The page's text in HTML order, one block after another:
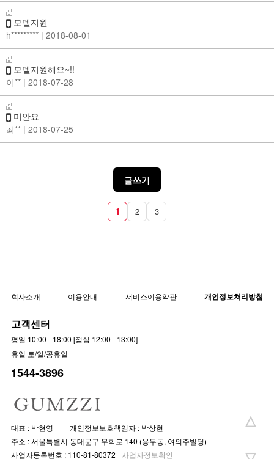
모델지원
h********* | 2018-08-01
모델지원해요~!!
이** | 2018-07-28
미안요
최** | 2018-07-25
글쓰기
1 2 3
회사소개 이용안내 서비스이용약관 개인정보처리방침
고객센터
평일 10:00 - 18:00 [점심 12:00 - 13:00]
휴일 토/일/공휴일
1544-3896
대표 : 박현영
개인정보보호책임자 : 박상현
주소 : 서울특별시 동대문구 무학로 140 (용두동, 여의주빌딩)
사업자등록번호 : 110-81-80372
사업자정보확인